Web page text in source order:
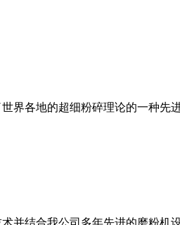
界各地的超细粉碎理论的一种先
并结合我公司多年先进的磨粉机